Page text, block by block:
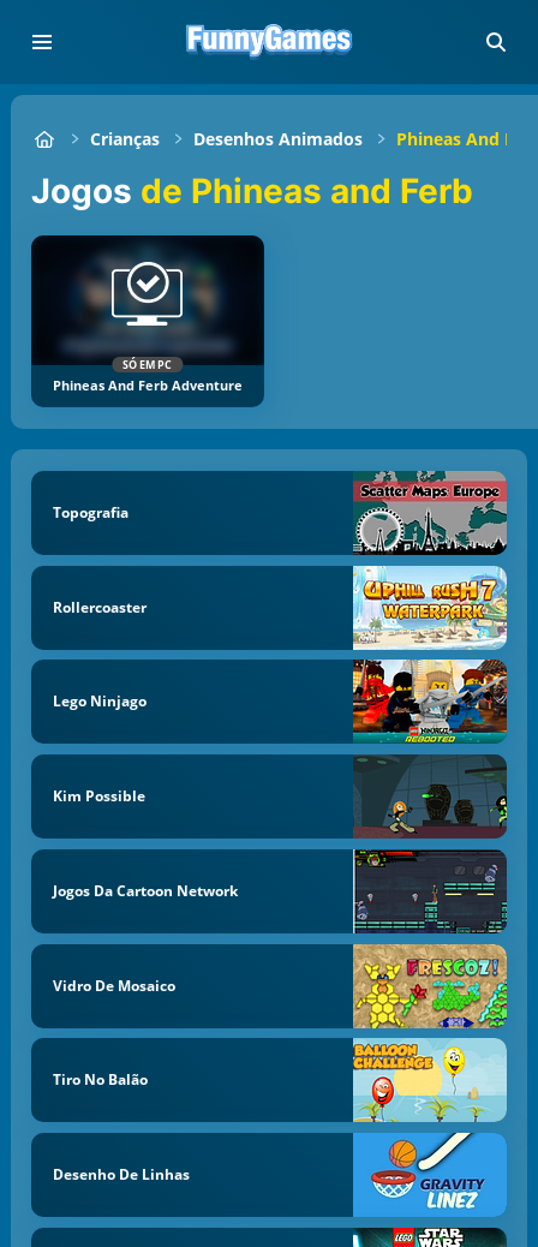
Crianças Desenhos Animados Phineas And
Jogos de Phineas and Ferb
SÓ EM PC
Phineas And Ferb Adventure
Topografia
Rollercoaster
Lego Ninjago
Kim Possible
Jogos Da Cartoon Network
Vidro De Mosaico
Tiro No Balão
Desenho De Linhas